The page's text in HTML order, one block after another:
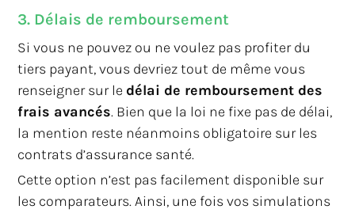
3. Délais de remboursement
Si vous ne pouvez ou ne voulez pas profiter du
tiers payant, vous devriez tout de même vous
renseigner sur le délai de remboursement des
frais avancés. Bien que la loi ne fixe pas de délai,
la mention reste néanmoins obligatoire sur les
contrats d’assurance santé.
Cette option n’est pas facilement disponible sur
les comparateurs. Ainsi, une fois vos simulations